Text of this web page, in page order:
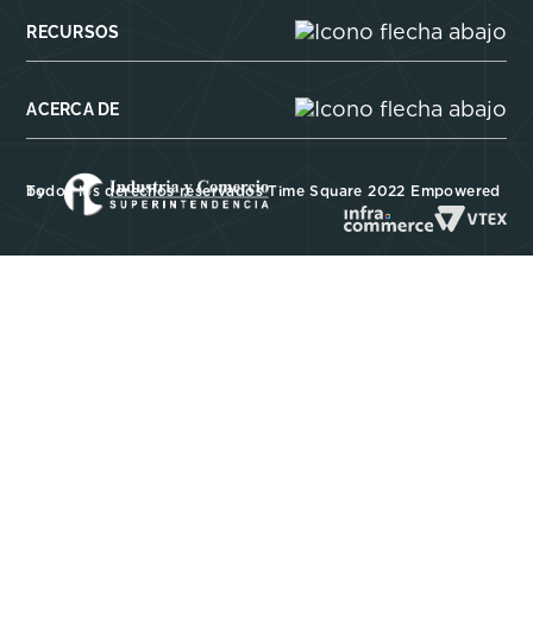
RECURSOS
ACERCA DE
Todos los derechos reservados Time Square 2022 Empowered by